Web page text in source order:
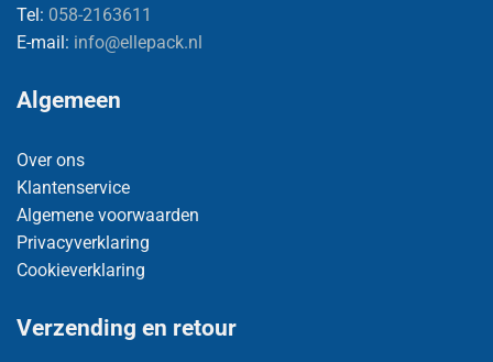
Tel: 058-2163611
E-mail: info@ellepack.nl
Algemeen
Over ons
Klantenservice
Algemene voorwaarden
Privacyverklaring
Cookieverklaring
Verzending en retour